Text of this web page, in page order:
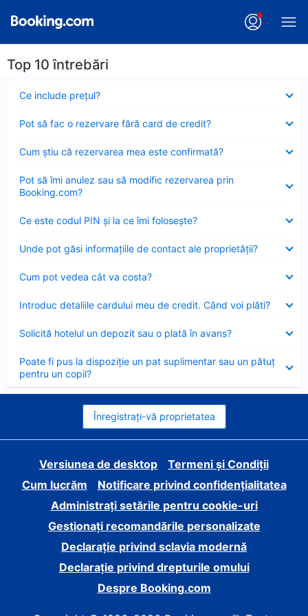
Top 10 întrebări
Ce include preţul?
închis
Pot să fac o rezervare fără card de credit?
închis
Cum ştiu că rezervarea mea este confirmată?
închis
Pot să îmi anulez sau să modific rezervarea prin
Booking.com?
închis
Ce este codul PIN şi la ce îmi foloseşte?
închis
Unde pot găsi informațiile de contact ale proprietății?
închis
Cum pot vedea cât va costa?
închis
Introduc detaliile cardului meu de credit. Când voi plăti?
închis
Solicită hotelul un depozit sau o plată în avans?
închis
Poate fi pus la dispoziție un pat suplimentar sau un pătuț
pentru un copil?
închis
Înregistrați-vă proprietatea
Versiunea de desktop
Termeni și Condiții
Cum lucrăm
Notificare privind confidențialitatea
Administrați setările pentru cookie-uri
Gestionați recomandările personalizate
Declarație privind sclavia modernă
Declarație privind drepturile omului
Despre Booking.com